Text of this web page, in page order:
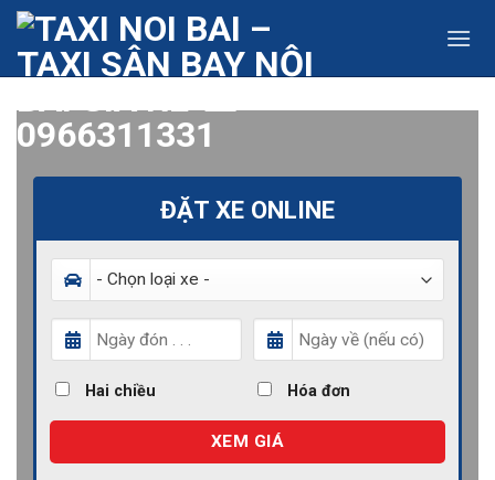
Skip
content
ĐẶT XE ONLINE
Hai chiều Hóa đơn
XEM GIÁ